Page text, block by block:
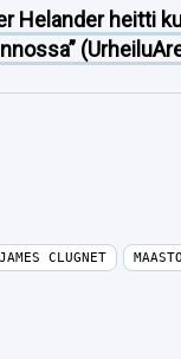
Helander heitti
JAMES CLUGNET